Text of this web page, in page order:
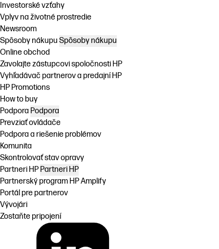
Investorské vzťahy
Vplyv na životné prostredie
Newsroom
Spôsoby nákupu Spôsoby nákupu
Online obchod
Zavolajte zástupcovi spoločnosti HP
Vyhľadávač partnerov a predajní HP
HP Promotions
How to buy
Podpora Podpora
Prevziať ovládače
Podpora a riešenie problémov
Komunita
Skontrolovať stav opravy
Partneri HP Partneri HP
Partnerský program HP Amplify
Portál pre partnerov
Vývojári
Zostaňte pripojení